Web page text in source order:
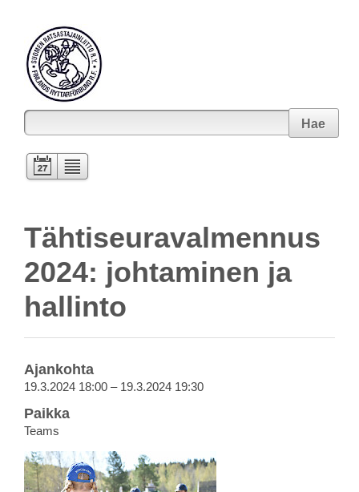
Hae
Tähtiseuravalmennus
2024: johtaminen ja
hallinto
Ajankohta
19.3.2024 18:00 – 19.3.2024 19:30
Paikka
Teams